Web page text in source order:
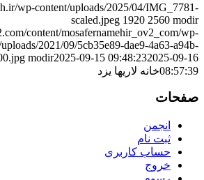
wp-content/uploads/2025/04/IMG_7781-
scaled.jpeg 1920 2560 modir
content/mosafernamehir_ov2_com/wp-
2021/09/5cb35e89-dae9-4a63-a94b-
modir2025-09-15 09:48:232025-09-16
08:57:39خانه لاریها یزد
صفحات
انجمن
ثبت نام
حساب کاربری
خروج